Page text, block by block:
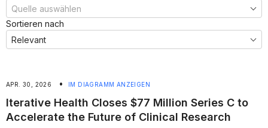
Sortieren nach
APR. 30, 2026 • IM DIAGRAMM ANZEIGEN
Iterative Health Closes $77 Million Series C to
Accelerate the Future of Clinical Research